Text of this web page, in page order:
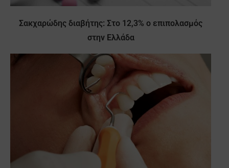
Σακχαρώδης διαβήτης: Στο 12,3% ο επιπολασμός
στην Ελλάδα